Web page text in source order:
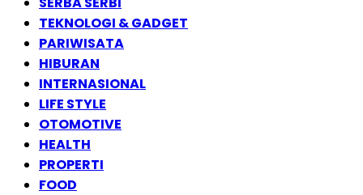
TEKNOLOGI & GADGET
PARIWISATA
HIBURAN
INTERNASIONAL
LIFE STYLE
OTOMOTIVE
HEALTH
PROPERTI
FOOD